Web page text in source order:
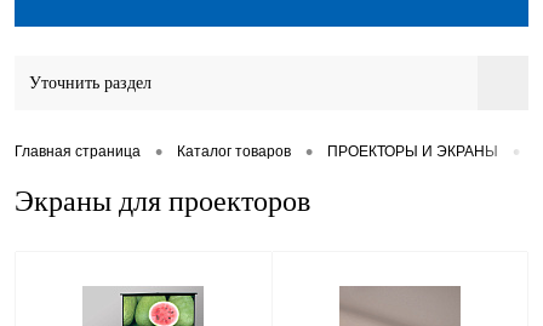
Уточнить раздел
Главная страница • Каталог товаров • ПРОЕКТОРЫ И ЭКРАНЫ •
Экраны для проекторов